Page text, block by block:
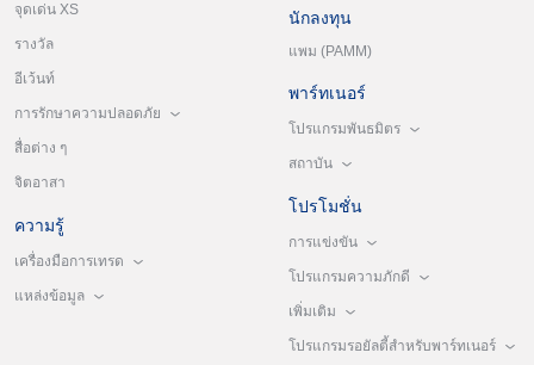
จุดเด่น XS
รางวัล
อีเว้นท์
การรักษาความปลอดภัย
สื่อต่าง ๆ
จิตอาสา
ความรู้
เครื่องมือการเทรด
แหล่งข้อมูล
นักลงทุน
แพม (PAMM)
พาร์ทเนอร์
โปรแกรมพันธมิตร
สถาบัน
โปรโมชั่น
การแข่งขัน
โปรแกรมความภักดี
เพิ่มเติม
โปรแกรมรอยัลตี้สำหรับพาร์ทเนอร์